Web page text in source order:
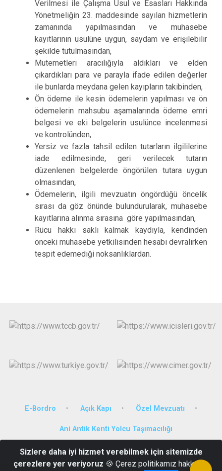
Verilmesi ile Çalışma Usul ve Esasları Hakkında
Yönetmeliğin 23. maddesinde sayılan hizmetlerin
zamanında yapılmasından ve muhasebe
kayıtlarının usulüne uygun, saydam ve erişilebilir
şekilde tutulmasından,
Mutemetleri aracılığıyla aldıkları ve elden
çıkardıkları para ve parayla ifade edilen değerler
ile bunlarda meydana gelen kayıpların takibinden,
Ön ödeme ile kesin ödemelerin yapılması ve ön
ödemelerin mahsubu aşamalarında ödeme emri
belgesi ve eki belgelerin usulünce incelenmesi
ve kontrolünden,
Yersiz ve fazla tahsil edilen tutarların ilgililerine
iade edilmesinde, geri verilecek tutarın
düzenlenen belgelerde öngörülen tutara uygun
olmasından,
Ödemelerin, ilgili mevzuatın öngördüğü öncelik
sırası da göz önünde bulundurularak, muhasebe
kayıtlarına alınma sırasına göre yapılmasından,
Rücu hakkı saklı kalmak kaydıyla, kendinden
önceki muhasebe yetkilisinden hesabı devralırken
tespit edemediği noksanlıklardan.
E-Bordro Açık Kapı Özel Mevzuatı
Ani Antik Kenti Yolcu Taşımacılığı
Karadağ Mah. Vali Hüseyin Atak Bulvarı No:21 36100
Sizlere daha iyi hizmet verebilmek için sitemizde
çerezlere yer veriyoruz 🍪 Çerez politikamız hakkında